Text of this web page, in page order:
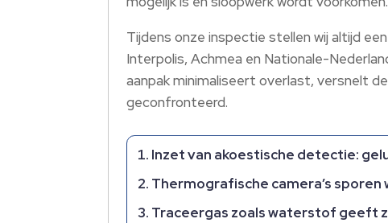
Tijdens onze inspectie stellen wij altijd
Interpolis, Achmea en Nationale-
aanpak minimaliseert overlast, versnelt
geconfronteerd.
Inzet van akoestische detectie:
Thermografische camera’s
Traceergas zoals waterstof geeft